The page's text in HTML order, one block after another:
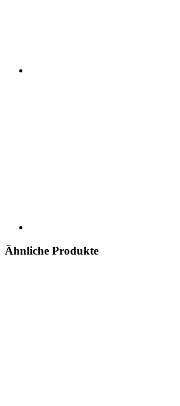
Ähnliche Produkte